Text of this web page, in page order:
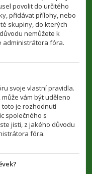
povolit do určitého
přidávat přílohy, nebo
skupiny, do kterých
nemůžete k
administrátora fóra.
svoje vlastní pravidla.
vám být uděleno
toto je rozhodnutí
společného s
jisti, z jakého důvodu
fóra.